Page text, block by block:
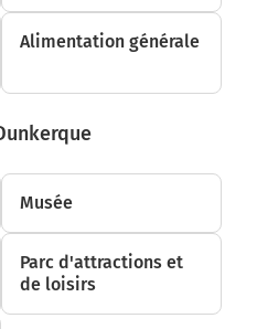
A25 E42. Continuer sur 6
Alimentation générale
Musée
Parc d'attractions et
de loisirs